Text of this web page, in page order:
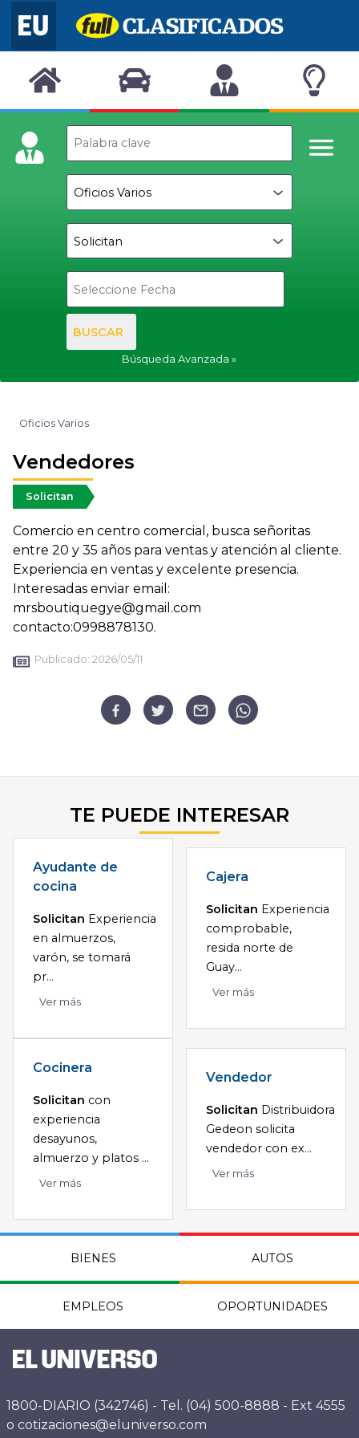
BUSCAR
Búsqueda Avanzada
Oficios Varios
Vendedores
Solicitan
Comercio en centro comercial, busca señoritas
entre 20 y 35 años para ventas y atención al cliente.
Experiencia en ventas y excelente presencia.
Interesadas enviar email:
mrsboutiquegye@gmail.com
contacto:0998878130.
Publicado: 2026/05/11
TE PUEDE INTERESAR
Ayudante de
cocina
Solicitan Experiencia
en almuerzos,
varón, se tomará
pr...
Ver más
Cajera
Solicitan Experiencia
comprobable,
resida norte de
Guay...
Ver más
Cocinera
Solicitan con
experiencia
desayunos,
almuerzo y platos ...
Ver más
Vendedor
Solicitan Distribuidora
Gedeon solicita
vendedor con ex...
Ver más
BIENES AUTOS
EMPLEOS OPORTUNIDADES
1800-DIARIO (342746) - Tel. (04) 500-8888 - Ext 4555
o cotizaciones@eluniverso.com